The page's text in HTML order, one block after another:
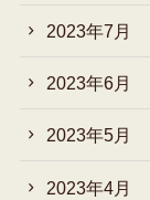
2023年7月
2023年6月
2023年5月
2023年4月